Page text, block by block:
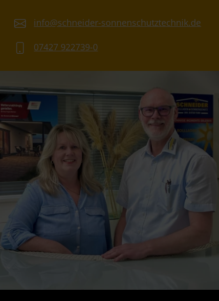
info@schneider-sonnenschutztechnik.de
07427 922739-0